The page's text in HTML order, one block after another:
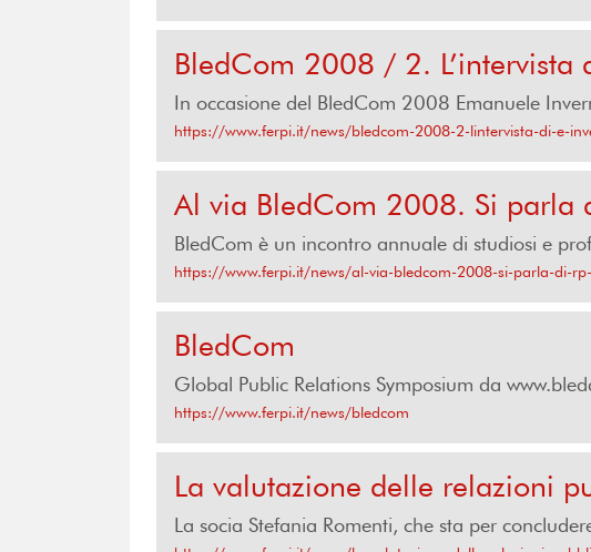
BledCom 2008 / 2. L’intervista
In occasione del BledCom 2008 Emanuele
https://www.ferpi.it/news/bledcom-2008-2-lintervista-di-e-
Al via BledCom 2008. Si parla
BledCom è un incontro annuale di studiosi e
https://www.ferpi.it/news/al-via-bledcom-2008-si-parla-di-
BledCom
Global Public Relations Symposium da
https://www.ferpi.it/news/bledcom
La valutazione delle relazioni
La socia Stefania Romenti, che sta per